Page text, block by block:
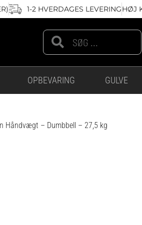
1-2 HVERDAGES LEVERINGHØJ
Search
OPBEVARING GULVE
Håndvægt – Dumbbell – 27,5 kg